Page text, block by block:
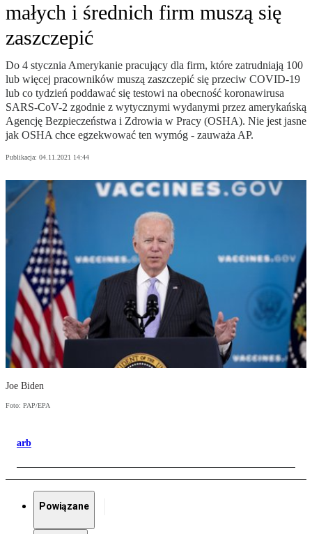
małych i średnich firm muszą się
zaszczepić
Do 4 stycznia Amerykanie pracujący dla firm, które zatrudniają 100
lub więcej pracowników muszą zaszczepić się przeciw COVID-19
lub co tydzień poddawać się testowi na obecność koronawirusa
SARS-CoV-2 zgodnie z wytycznymi wydanymi przez amerykańską
Agencję Bezpieczeństwa i Zdrowia w Pracy (OSHA). Nie jest jasne
jak OSHA chce egzekwować ten wymóg - zauważa AP.
Publikacja: 04.11.2021 14:44
Joe Biden
Foto: PAP/EPA
arb
Powiązane